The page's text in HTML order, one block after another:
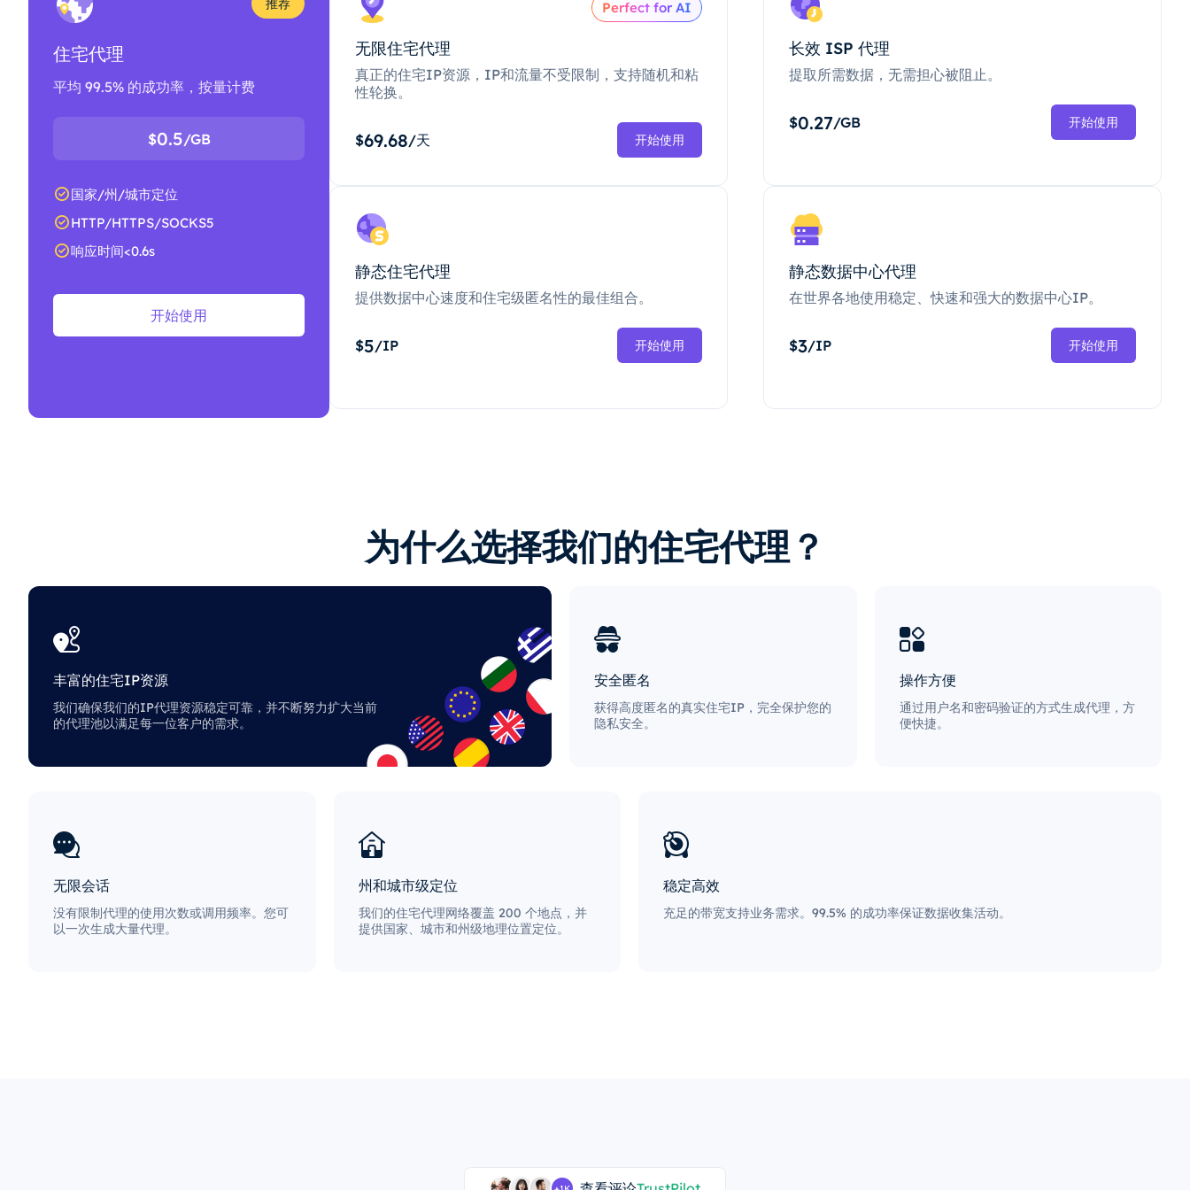
推荐
住宅代理
平均 99.5% 的成功率，按量计费
$0.5/GB
国家/州/城市定位
HTTP/HTTPS/SOCKS5
响应时间<0.6s
开始使用
Perfect for AI
无限住宅代理
真正的住宅IP资源，IP和流量不受限制，支持随机和粘
性轮换。
$69.68/天 开始使用
长效 ISP 代理
提取所需数据，无需担心被阻止。
$0.27/GB 开始使用
静态住宅代理
提供数据中心速度和住宅级匿名性的最佳组合。
$5/IP 开始使用
静态数据中心代理
在世界各地使用稳定、快速和强大的数据中心IP。
$3/IP 开始使用
为什么选择我们的住宅代理？
丰富的住宅IP资源
我们确保我们的IP代理资源稳定可靠，并不断努力扩大当前
的代理池以满足每一位客户的需求。
安全匿名
获得高度匿名的真实住宅IP，完全保护您的
隐私安全。
操作方便
通过用户名和密码验证的方式生成代理，方
便快捷。
无限会话
没有限制代理的使用次数或调用频率。您可
以一次生成大量代理。
州和城市级定位
我们的住宅代理网络覆盖 200 个地点，并
提供国家、城市和州级地理位置定位。
稳定高效
充足的带宽支持业务需求。99.5% 的成功率保证数据收集活动。